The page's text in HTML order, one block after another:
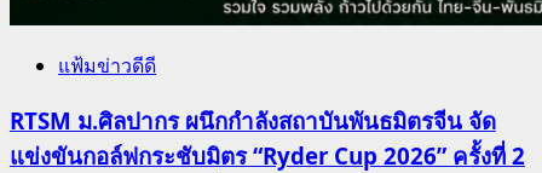
แฟ้มข่าวดีดี
RTSM ม.ศิลปากร ผนึกกำลังสถาบันพันธมิตรจีน จัด
แข่งขันกอล์ฟกระชับมิตร “Ryder Cup 2026” ครั้งที่ 2